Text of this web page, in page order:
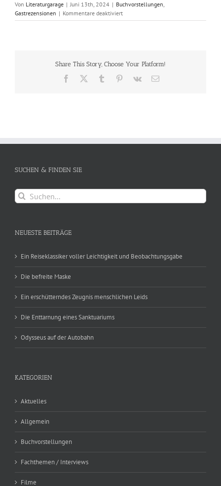
Von Literaturgarage | Juni 13th, 2024 | Buchvorstellungen,
Gastrezensionen | Kommentare deaktiviertfür
Erinnern
Share This Story, Choose Your Platform!
Facebook Tumblr Pinterest
Vk
E-
SUCHEN & FINDEN SIE
Suche
nach:
NEUESTE BEITRÄGE
Ein Reiseklassiker voller Leichtigkeit und Beobachtungsgabe
Die befreite Maske
Ein erschütterndes Zeugnis menschlichen Leids
Die Enttarnung eines Sanktuariums
Odysseus auf der Autobahn
KATEGORIEN
Aktuelles
Allgemein
Buchvorstellungen
Fachthemen / Interviews
Filme